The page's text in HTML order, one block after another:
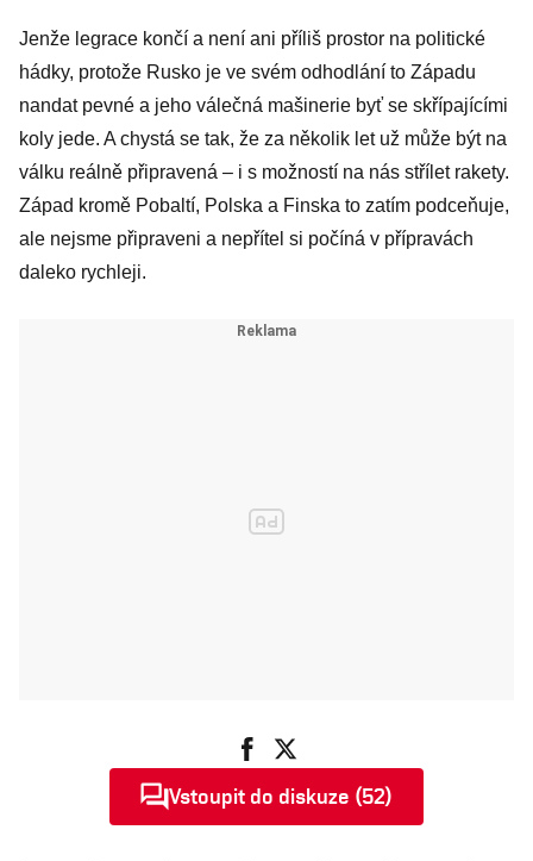
Jenže legrace končí a není ani příliš prostor na politické
hádky, protože Rusko je ve svém odhodlání to Západu
nandat pevné a jeho válečná mašinerie byť se skřípajícími
koly jede. A chystá se tak, že za několik let už může být na
válku reálně připravená – i s možností na nás střílet rakety.
Západ kromě Pobaltí, Polska a Finska to zatím podceňuje,
ale nejsme připraveni a nepřítel si počíná v přípravách
daleko rychleji.
Vstoupit do diskuze (52)